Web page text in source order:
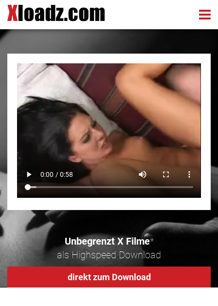
Unbegrenzt X Filme*
als Highspeed Download
direkt zum Download